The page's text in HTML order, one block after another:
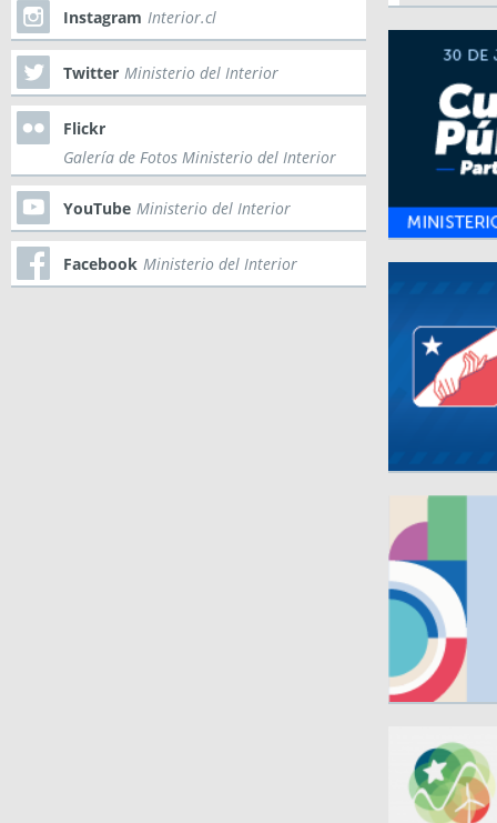
Instagram Interior.cl
Twitter Ministerio del Interior
Flickr
Galería de Fotos Ministerio del Interior
YouTube Ministerio del Interior
Facebook Ministerio del Interior